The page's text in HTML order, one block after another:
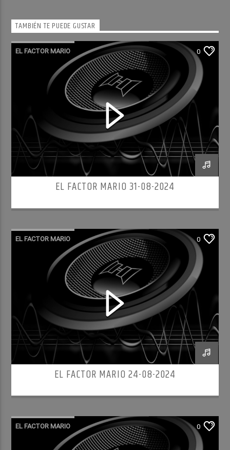
TAMBIÉN TE PUEDE GUSTAR
EL FACTOR MARIO 0
EL FACTOR MARIO 31-08-2024
EL FACTOR MARIO 0
EL FACTOR MARIO 24-08-2024
EL FACTOR MARIO 0